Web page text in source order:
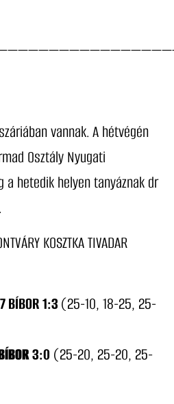
vannak. A hétvégén
Osztály Nyugati
hetedik helyen tanyáznak dr
KOSZTKA TIVADAR
BÍBOR 1:3(25-10, 18-25, 25-
3:0 (25-20, 25-20, 25-